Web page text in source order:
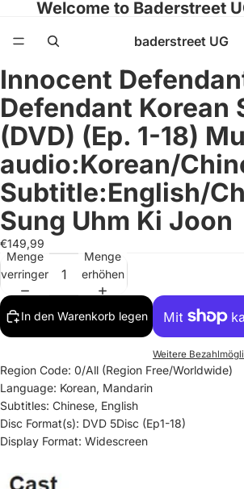
Welcome to Baderstreet
baderstreet UG
Bild
im
Vollbildmodus
öffnen
Bild
im
Vollbildmodus
öffnen
Bild
im
Vollbildmodus
öffnen
Bild
im
Vollbildmodus
öffnen
Bild
im
Vollbildmodus
öffnen
Innocent
Defendant Korean
(DVD) (Ep. 1-18)
audio:Korean/
Subtitle:English/
Sung Uhm Ki Joon
€149,99
Menge
verringern
Menge
erhöhen
In den Warenkorb legen
Weitere
Region Code: 0/All (Region Free/Worldwide)
Language: Korean, Mandarin
Subtitles: Chinese, English
Disc Format(s): DVD 5Disc (Ep1-18)
Display Format: Widescreen